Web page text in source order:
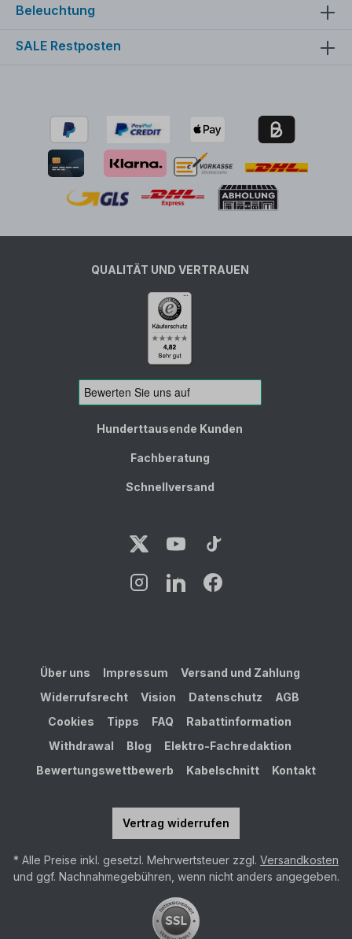
Beleuchtung
SALE Restposten
QUALITÄT UND VERTRAUEN
Hunderttausende Kunden
Fachberatung
Schnellversand
Über uns Impressum
Versand und Zahlung
Widerrufsrecht
Vision Datenschutz
AGB
Cookies
Tipps FAQ
Rabattinformation
Withdrawal
Blog
Elektro-Fachredaktion
Bewertungswettbewerb
Kabelschnitt Kontakt
Vertrag widerrufen
* Alle Preise inkl. gesetzl. Mehrwertsteuer zzgl. Versandkosten
und ggf. Nachnahmegebühren, wenn nicht anders angegeben.